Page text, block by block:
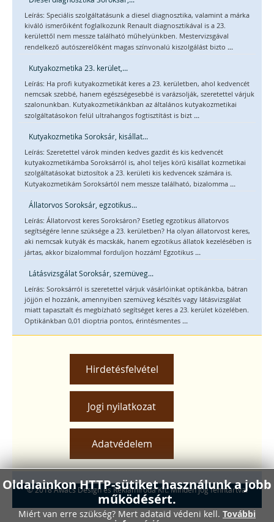
Leírás: Speciális szolgáltatásunk a diesel diagnosztika, valamint a márka
kiváló ismerőiként foglalkozunk Renault diagnosztikával is a 23.
kerülettől nem messze található műhelyünkben. Mestervizsgával
rendelkező autószerelőként magas színvonalú kiszolgálást bizto ...
Kutyakozmetika 23. kerület,...
Leírás: Ha profi kutyakozmetikát keres a 23. kerületben, ahol kedvencét
nemcsak szebbé, hanem egészségesebbé is varázsolják, szeretettel várjuk
szalonunkban. Kutyakozmetikánkban az általános kutyakozmetikai
szolgáltatásokon felül ultrahangos fogtisztítást is bizt ...
Kutyakozmetika Soroksár, kisállat...
Leírás: Szeretettel várok minden kedves gazdit és kis kedvencét
kutyakozmetikámba Soroksárról is, ahol teljes körű kisállat kozmetikai
szolgáltatásokat biztosítok a 23. kerületi kis kedvencek számára is.
Kutyakozmetikám Soroksártól nem messze található, bizalomma ...
Állatorvos Soroksár, egzotikus...
Leírás: Állatorvost keres Soroksáron? Esetleg egzotikus állatorvos
segítségére lenne szüksége a 23. kerületben? Ha olyan állatorvost keres,
aki nemcsak kutyák és macskák, hanem egzotikus állatok kezelésében is
jártas, akkor bizalommal forduljon hozzám! Egzotikus ...
Látásvizsgálat Soroksár, szemüveg...
Leírás: Soroksárról is szeretettel várjuk vásárlóinkat optikánkba, bátran
jöjjön el hozzánk, amennyiben szemüveg készítés vagy látásvizsgálat
miatt tapasztalt és megbízható segítséget keres a 23. kerület közelében.
Optikánkban 0,01 dioptria pontos, érintésmentes ...
Hirdetésfelvétel
Jogi nyilatkozat
Adatvédelem
Oldalainkon HTTP-sütiket használunk a jobb
működésért.
Miért van erre szükség? Mert adataid védeni kell. További
© 2018 Awacs Design és Reklámiroda Kft. Minden jog fenntartva.